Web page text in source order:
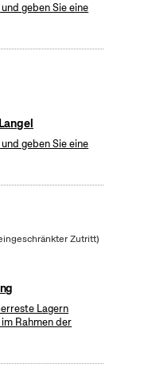
geben Sie eine
geben Sie eine
Zutritt)
Lagern
Rahmen der